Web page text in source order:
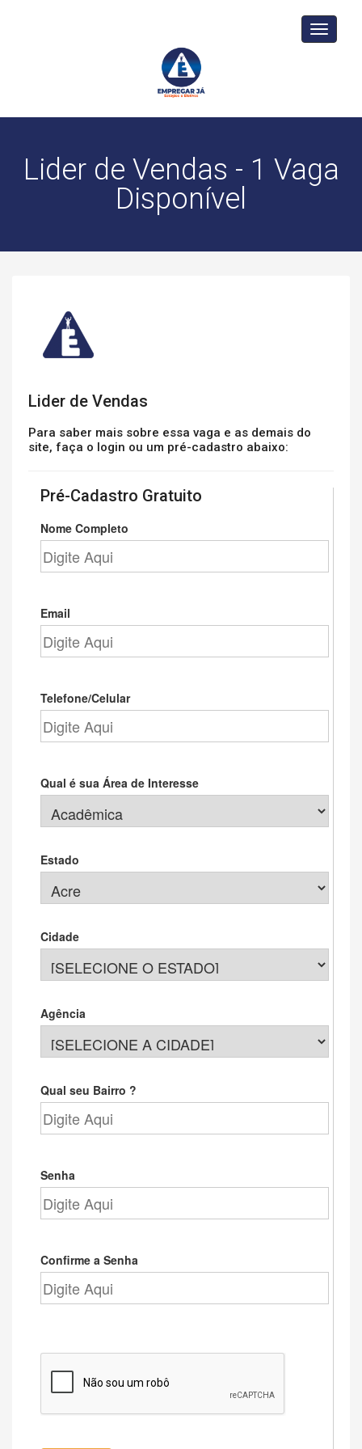
Toggle
Lider de Vendas - 1 Vaga
Disponível
Lider de Vendas
Para saber mais sobre essa vaga e as demais do
site, faça o login ou um pré-cadastro abaixo:
Pré-Cadastro Gratuito
Nome Completo
Email
Telefone/Celular
Qual é sua Área de Interesse
Estado
Cidade
Agência
Qual seu Bairro ?
Senha
Confirme a Senha